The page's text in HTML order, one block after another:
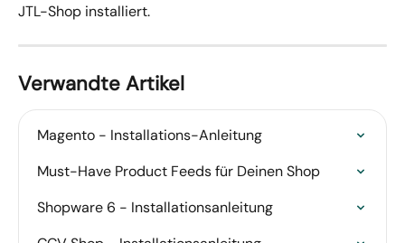
JTL-Shop installiert.
Verwandte Artikel
Magento - Installations-Anleitung
Must-Have Product Feeds für Deinen Shop
Shopware 6 - Installationsanleitung